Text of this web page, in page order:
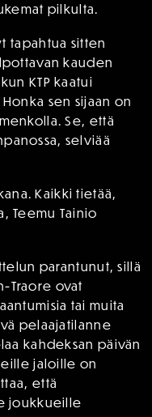
pilkulta.
tapahtua sitten
kauden
KTP kaatui
sen sijaan on
Se, että
selviää
Kaikki tietää,
Teemu Tainio
parantunut, sillä
Traore ovat
tai muita
pelaajatilanne
kahdeksan päivän
jaloille on
että
joukkueille